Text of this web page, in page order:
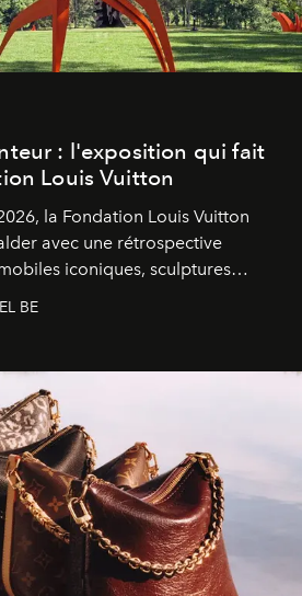
: l'exposition qui fait
Louis Vuitton
la Fondation Louis Vuitton
avec une rétrospective
iconiques, sculptures
du mouvement, l'artiste
imaginés par Frank Gehry
BE